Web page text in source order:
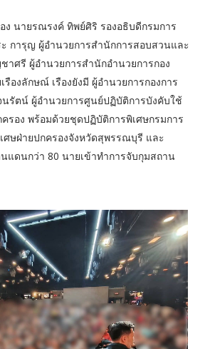
ง นายรณรงค์ ทิพย์ศิริ รองอธิบดีกรมการ
การุญ ผู้อำนวยการสำนักการสอบสวนและ
าศรี ผู้อำนวยการสำนักอำนวยการกอง
องลักษณ์ เรืองยังมี ผู้อำนวยการกองการ
รัตน์ ผู้อำนวยการศูนย์ปฏิบัติการบังคับใช้
รอง พร้อมด้วยชุดปฏิบัติการพิเศษกรมการ
ศษฝ่ายปกครองจังหวัดสุพรรณบุรี และ
แดนกว่า 80 นายเข้าทำการจับกุมสถาน